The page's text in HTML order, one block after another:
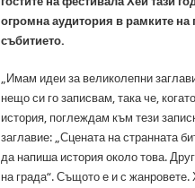
огромна аудитория в рамките на
събитието.
„Имам идеи за великолепни
нещо си го записвам, така че,
история, поглеждам към тези
заглавие: „Сцената на странната
да напиша история около това.
на града“. Същото е и с